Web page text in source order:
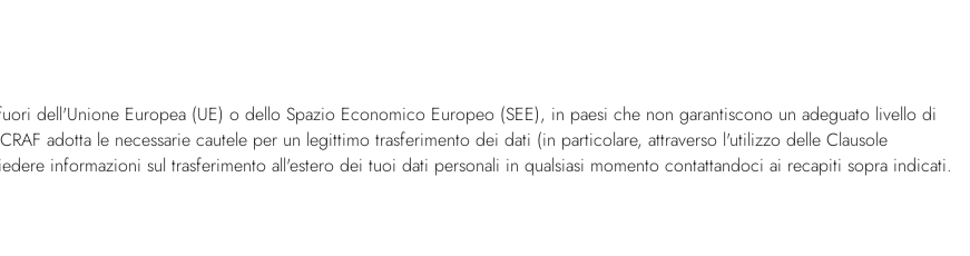
dell'Unione Europea (UE) o dello Spazio Economico Europeo (SEE), in paesi che non garantiscono un adeguato livello di
adotta le necessarie cautele per un legittimo trasferimento dei dati (in particolare, attraverso l'utilizzo delle Clausole
informazioni sul trasferimento all'estero dei tuoi dati personali in qualsiasi momento contattandoci ai recapiti sopra indicati.